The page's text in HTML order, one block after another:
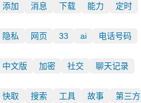
添加 消息 下载 能力 定时
隐私 网页 33 ai 电话号码
中文版 加密 社交 聊天记录
快取 搜索 工具 故事 第三方